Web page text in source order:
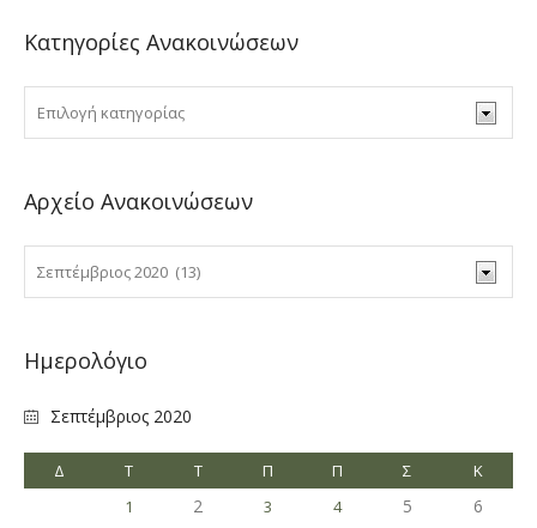
Κατηγορίες Ανακοινώσεων
Αρχείο Ανακοινώσεων
Ημερολόγιο
Σεπτέμβριος 2020
Δ Τ Τ Π Π Σ
Κ
1
2 3 4 5
6